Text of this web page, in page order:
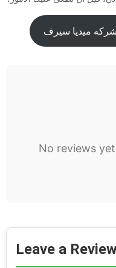
ميديا سيرف
No reviews
Leave a